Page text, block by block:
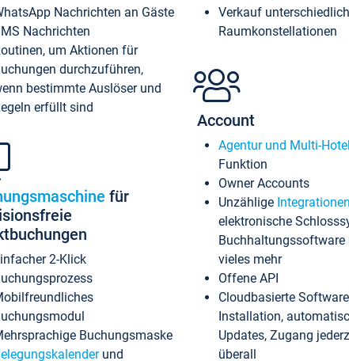
Nachrichten an Gäste
Nachrichten
um Aktionen für
durchzuführen,
bestimmte Auslöser und
erfüllt sind
für
2-Klick
Buchungsmaske
und
Verkauf
Raumkonstellationen
Account
Agentur und Multi-Hotel
Funktion
Owner Accounts
Unzählige Integrationen
elektronische
Buchhaltungssoftware
vieles mehr
Offene API
Cloudbasierte
Installation,
Updates, Zugang
überall